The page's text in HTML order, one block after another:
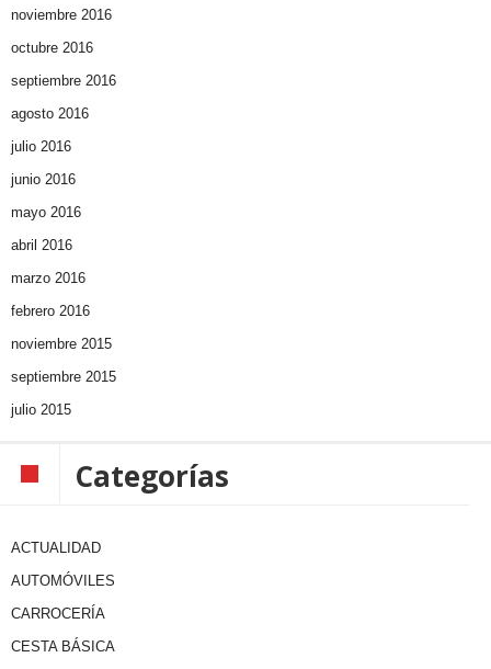
noviembre 2016
octubre 2016
septiembre 2016
agosto 2016
julio 2016
junio 2016
mayo 2016
abril 2016
marzo 2016
febrero 2016
noviembre 2015
septiembre 2015
julio 2015
Categorías
ACTUALIDAD
AUTOMÓVILES
CARROCERÍA
CESTA BÁSICA